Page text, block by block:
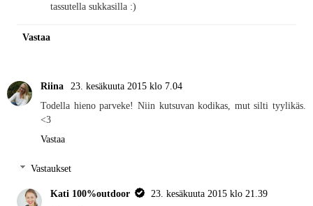
tassutella sukkasilla :)
Vastaa
Riina
23. kesäkuuta 2015 klo 7.04
Todella hieno parveke! Niin kutsuvan kodikas, mut silti tyylikäs.
<3
Vastaa
Vastaukset
Kati 100%outdoor
23. kesäkuuta 2015 klo 21.39